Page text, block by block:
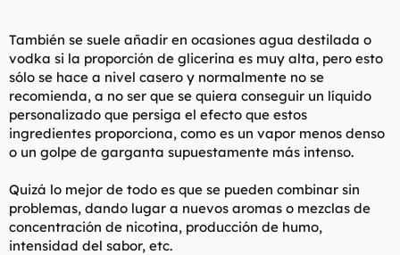
También se suele añadir en ocasiones agua destilada o
vodka si la proporción de glicerina es muy alta, pero esto
sólo se hace a nivel casero y normalmente no se
recomienda, a no ser que se quiera conseguir un líquido
personalizado que persiga el efecto que estos
ingredientes proporciona, como es un vapor menos denso
o un golpe de garganta supuestamente más intenso.
Quizá lo mejor de todo es que se pueden combinar sin
problemas, dando lugar a nuevos aromas o mezclas de
concentración de nicotina, producción de humo,
intensidad del sabor, etc.